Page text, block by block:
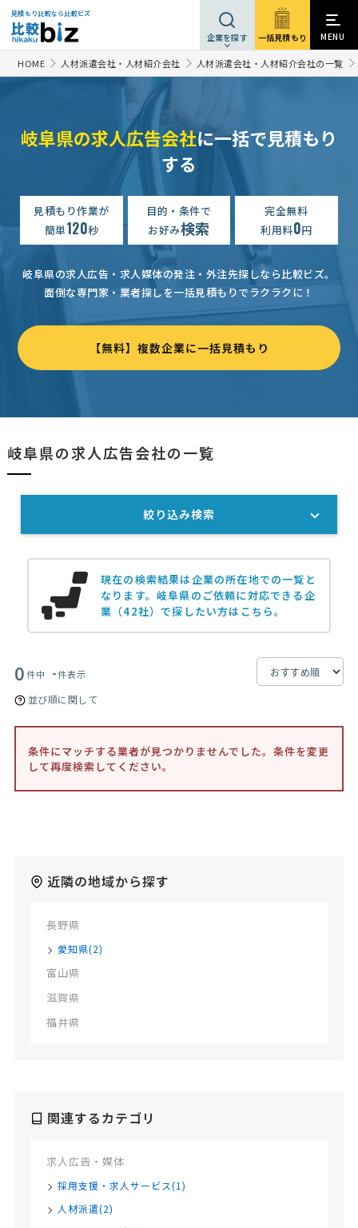
見積もり比較なら比較ビズ
企業を探す 一括見積もり MENU
HOME 人材派遣会社・人材紹介会社 人材派遣会社・人材紹介会社の一覧
岐阜県の求人広告会社に一括で見積もり
する
見積もり作業が
簡単120秒
目的・条件で
お好み検索
完全無料
利用料0円
岐阜県の求人広告・求人媒体の発注・外注先探しなら比較ビズ。
面倒な専門家・業者探しを一括見積もりでラクラクに！
【無料】複数企業に一括見積もり
岐阜県の求人広告会社の一覧
現在の検索結果は企業の所在地での一覧と
なります。岐阜県のご依頼に対応できる企
業（42社）で探したい方はこちら。
0件中 -件表示
並び順に関して
条件にマッチする業者が見つかりませんでした。条件を変更
して再度検索してください。
近隣の地域から探す
長野県
愛知県(2)
富山県
滋賀県
福井県
関連するカテゴリ
求人広告・媒体
採用支援・求人サービス(1)
人材派遣(2)
絞り込み検索